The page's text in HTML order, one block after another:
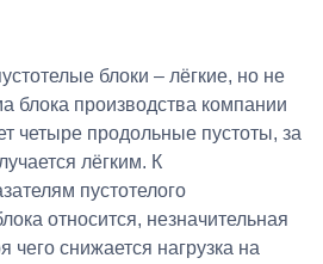
блоки – лёгкие, но не
блока производства компании
четыре продольные пустоты, за
лёгким. К
пустотелого
относится, незначительная
чего снижается нагрузка на